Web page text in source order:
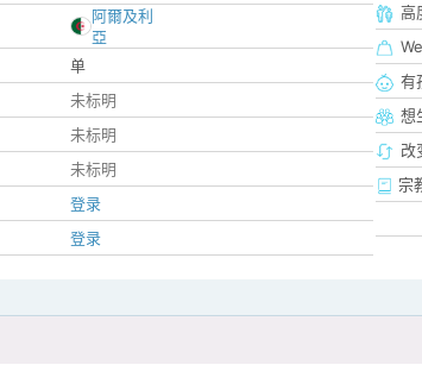
阿爾及利
亞
单
未标明
未标明
未标明
登录
登录
高
有
想
改
宗